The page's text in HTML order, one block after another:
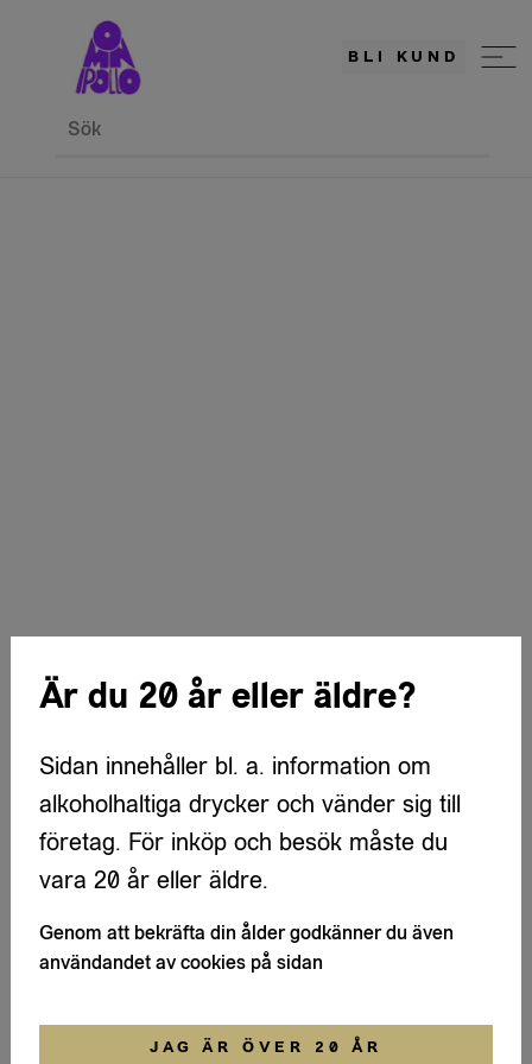
BLI KUND
Sök
Är du 20 år eller äldre?
Sidan innehåller bl. a. information om
alkoholhaltiga drycker och vänder sig till
företag. För inköp och besök måste du
vara 20 år eller äldre.
Genom att bekräfta din ålder godkänner du även
användandet av cookies på sidan
JAG ÄR ÖVER 20 ÅR